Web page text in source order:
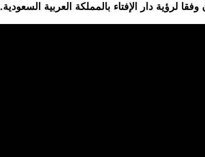
لرؤية دار الإفتاء بالمملكة العربية السعودية.